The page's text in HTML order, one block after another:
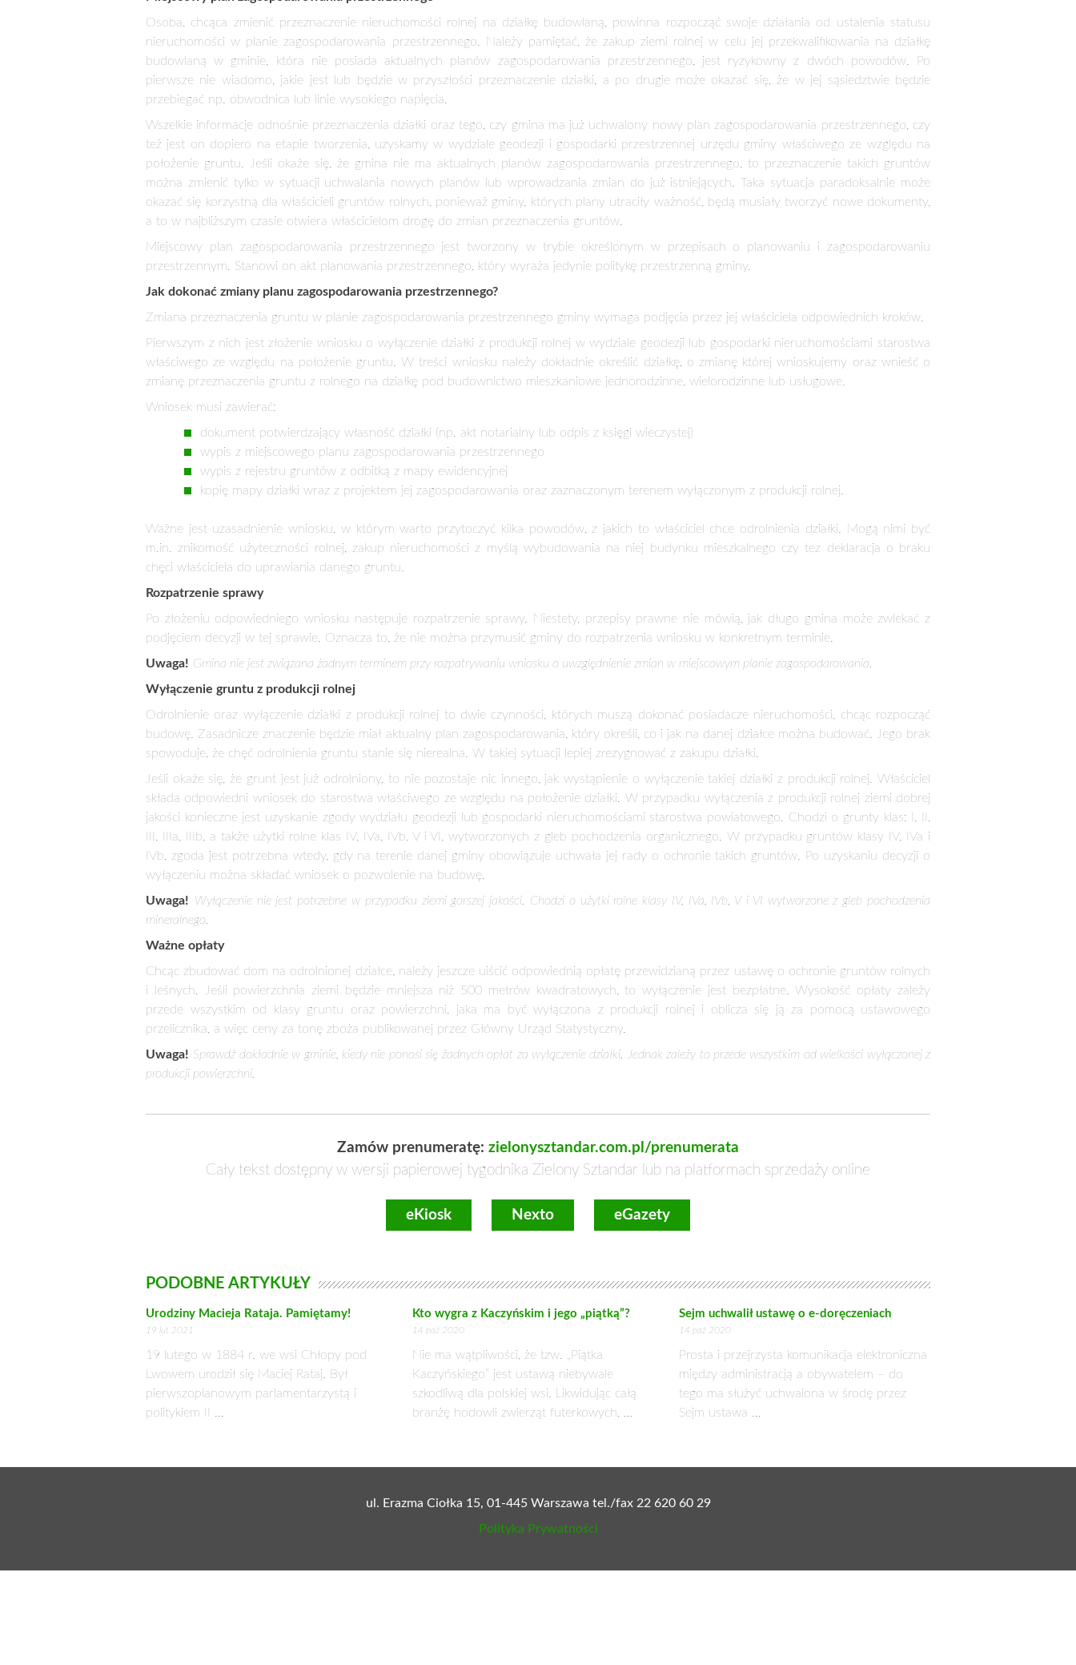
Przekształcenie działki rolnej w budowlano to ogromy zysk dla właściciela takiej ziemi. Szczególnie wtedy gdy grunt jest niskiej klasy i nie
nadaje się pod uprawę. Jednak, aby stać się posiadaczem ziemi pod budowę domu, trzeba dopilnować odpowiednich formalności.
Każdą działkę rolną można przekształcić w budowlaną, o ile gmina będzie uchwalała nowy plan zagospodarowania przestrzennego lub
wprowadzała zmiany do już obowiązującego dokumentu. Odrolnienie gruntu jest czasochłonnym procesem, wymagającym wielu dokumentów,
a zwłaszcza cierpliwości. Niestety, pomimo szczerych chęci, właścicieli ziemi może czasem spotkać przykra niespodzianka związana z odmową
przekształcenia gruntu. Zgodnie z przepisami ustawy o ochronie gruntów rolnych i leśnych na cele nierolnicze i nieleśne można przeznaczać
produkcyjnej.
Miejscowy plan zagospodarowania przestrzennego
Osoba, chcąca zmienić przeznaczenie nieruchomości rolnej na działkę budowlaną, powinna rozpocząć swoje działania od ustalenia statusu
budowlaną w gminie, która nie posiada aktualnych planów zagospodarowania przestrzennego, jest ryzykowny z dwóch powodów. Po
pierwsze nie wiadomo, jakie jest lub będzie w przyszłości przeznaczenie działki, a po drugie może okazać się, że w jej sąsiedztwie będzie
przebiegać np. obwodnica lub linie wysokiego napięcia.
Wszelkie informacje odnośnie przeznaczenia działki oraz tego, czy gmina ma już uchwalony nowy plan zagospodarowania przestrzennego, czy
też jest on dopiero na etapie tworzenia, uzyskamy w wydziale geodezji i gospodarki przestrzennej urzędu gminy właściwego ze względu na
można zmienić tylko w sytuacji uchwalania nowych planów lub wprowadzania zmian do już istniejących. Taka sytuacja paradoksalnie może
okazać się korzystną dla właścicieli gruntów rolnych, ponieważ gminy, których plany utraciły ważność, będą musiały tworzyć nowe dokumenty,
a to w najbliższym czasie otwiera właścicielom drogę do zmian przeznaczenia gruntów.
Miejscowy plan zagospodarowania przestrzennego jest tworzony w trybie określonym w przepisach o planowaniu i zagospodarowaniu
przestrzennym. Stanowi on akt planowania przestrzennego, który wyraża jedynie politykę przestrzenną gminy.
Jak dokonać zmiany planu zagospodarowania przestrzennego?
Zmiana przeznaczenia gruntu w planie zagospodarowania przestrzennego gminy wymaga podjęcia przez jej właściciela odpowiednich kroków.
Pierwszym z nich jest złożenie wniosku o wyłączenie działki z produkcji rolnej w wydziale geodezji lub gospodarki nieruchomościami starostwa
właściwego ze względu na położenie gruntu. W treści wniosku należy dokładnie określić działkę, o zmianę której wnioskujemy oraz wnieść o
zmianę przeznaczenia gruntu z rolnego na działkę pod budownictwo mieszkaniowe jednorodzinne, wielorodzinne lub usługowe.
Wniosek musi zawierać:
dokument potwierdzający własność działki (np. akt notarialny lub odpis z księgi wieczystej)
wypis z miejscowego planu zagospodarowania przestrzennego
wypis z rejestru gruntów z odbitką z mapy ewidencyjnej
kopię mapy działki wraz z projektem jej zagospodarowania oraz zaznaczonym terenem wyłączonym z produkcji rolnej.
Ważne jest uzasadnienie wniosku, w którym warto przytoczyć kilka powodów, z jakich to właściciel chce odrolnienia działki. Mogą nimi być
m.in. znikomość użyteczności rolnej, zakup nieruchomości z myślą wybudowania na niej budynku mieszkalnego czy tez deklaracja o braku
chęci właściciela do uprawiania danego gruntu.
Rozpatrzenie sprawy
Po złożeniu odpowiedniego wniosku następuje rozpatrzenie sprawy. Niestety, przepisy prawne nie mówią, jak długo gmina może zwlekać z
podjęciem decyzji w tej sprawie. Oznacza to, że nie można przymusić gminy do rozpatrzenia wniosku w konkretnym terminie.
Uwaga!
Gmina nie jest związana żadnym terminem przy rozpatrywaniu wniosku o uwzględnienie zmian w miejscowym planie zagospodarowania.
Odrolnienie oraz wyłączenie działki z produkcji rolnej to dwie czynności, których muszą dokonać posiadacze nieruchomości, chcąc rozpocząć
składa odpowiedni wniosek do starostwa właściwego ze względu na położenie działki. W przypadku wyłączenia z produkcji rolnej ziemi dobrej
jakości konieczne jest uzyskanie zgody wydziału geodezji lub gospodarki nieruchomościami starostwa powiatowego. Chodzi o grunty klas: I, II,
IVb, zgoda jest potrzebna wtedy, gdy na terenie danej gminy obowiązuje uchwała jej rady o ochronie takich gruntów. Po uzyskaniu decyzji o
wyłączeniu można składać wniosek o pozwolenie na budowę.
mineralnego.
Chcąc zbudować dom na odrolnionej działce, należy jeszcze uiścić odpowiednią opłatę przewidzianą przez ustawę o ochronie gruntów rolnych
przede wszystkim od klasy gruntu oraz powierzchni, jaka ma być wyłączona z produkcji rolnej i oblicza się ją za pomocą ustawowego
przelicznika, a więc ceny za tonę zboża publikowanej przez Główny Urząd Statystyczny.
Uwaga! Sprawdź dokładnie w gminie, kiedy nie ponosi się żadnych opłat za wyłączenie działki. Jednak zależy to przede wszystkim od wielkości wyłączonej z
Zamów prenumeratę:zielonysztandar.com.pl/prenumerata
Cały tekst dostępny w wersji papierowej tygodnika Zielony Sztandar lub na platformach sprzedaży online
eKiosk Nexto eGazety